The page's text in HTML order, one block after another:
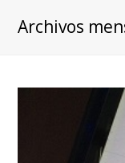
Archivos